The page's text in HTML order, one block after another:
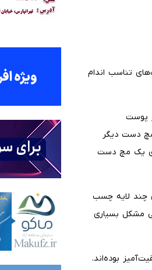
تناسب اندام
پوست
مچ دست دیگر
یک مچ دست
چند لایه چسب
مشکل بسیاری
بوده‌اند.